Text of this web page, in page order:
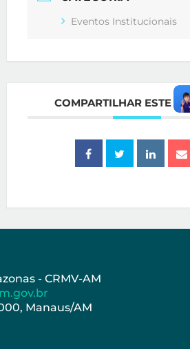
Eventos Institucionais
COMPARTILHAR ESTE
- CRMV-AM
Manaus/AM